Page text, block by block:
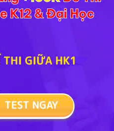
bài tập Hóa học 9 Bài 54